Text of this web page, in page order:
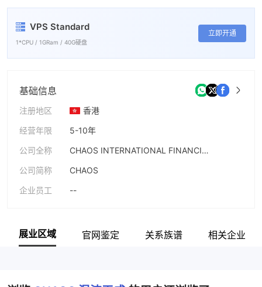
VPS Standard
1*CPU / 1GRam / 40G硬盘
立即开通
基础信息
注册地区
香港
经营年限
5-10年
公司全称
CHAOS INTERNATIONAL FINANCIAL LIMITED
公司简称
CHAOS
企业员工
--
展业区域 官网鉴定 关系族谱 相关企业